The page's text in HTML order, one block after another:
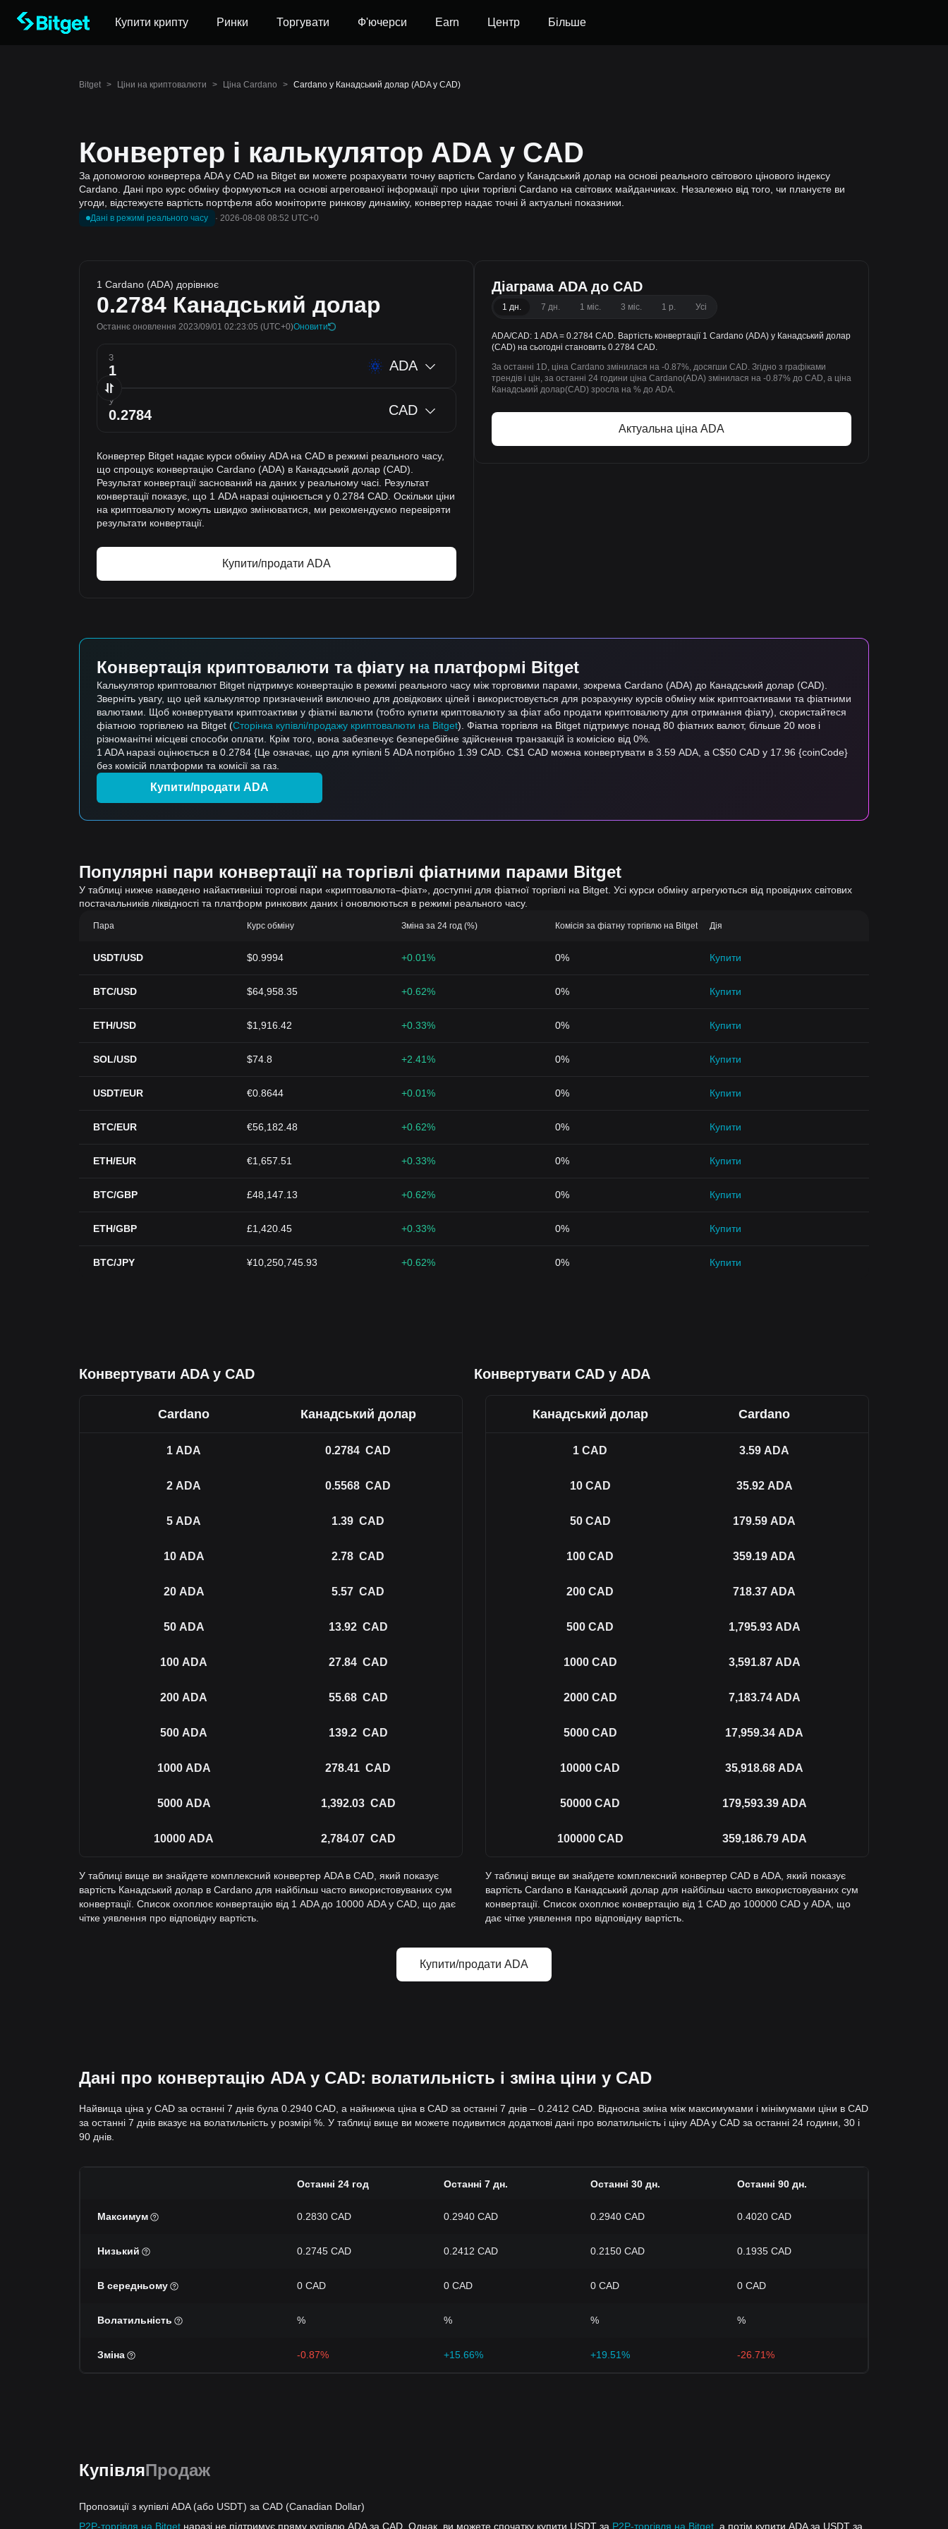
Купити крипту Ринки Торгувати Ф'ючерси Earn Центр Більше
Bitget > Ціни на криптовалюти > Ціна Cardano > Cardano у Канадський долар (ADA у CAD)
Конвертер і калькулятор ADA у CAD
За допомогою конвертера ADA у CAD на Bitget ви можете розрахувати точну вартість Cardano у Канадський долар на основі реального світового цінового індексу
Cardano. Дані про курс обміну формуються на основі агрегованої інформації про ціни торгівлі Cardano на світових майданчиках. Незалежно від того, чи плануєте ви
угоди, відстежуєте вартість портфеля або моніторите ринкову динаміку, конвертер надає точні й актуальні показники.
Дані в режимі реального часу · 2026-08-08 08:52 UTC+0
1 Cardano (ADA) дорівнює
0.2784 Канадський долар
Останнє оновлення 2023/09/01 02:23:05 (UTC+0)Оновити
З ADA
У CAD
Конвертер Bitget надає курси обміну ADA на CAD в режимі реального часу,
що спрощує конвертацію Cardano (ADA) в Канадський долар (CAD).
Результат конвертації заснований на даних у реальному часі. Результат
конвертації показує, що 1 ADA наразі оцінюється у 0.2784 CAD. Оскільки ціни
на криптовалюту можуть швидко змінюватися, ми рекомендуємо перевіряти
результати конвертації.
Купити/продати ADA
Діаграма ADA до CAD
1 дн. 7 дн. 1 міс. 3 міс. 1 р. Усі
ADA/CAD: 1 ADA = 0.2784 CAD. Вартість конвертації 1 Cardano (ADA) у Канадський долар
(CAD) на сьогодні становить 0.2784 CAD.
За останні 1D, ціна Cardano змінилася на -0.87%, досягши CAD. Згідно з графіками
трендів і цін, за останні 24 години ціна Cardano(ADA) змінилася на -0.87% до CAD, а ціна
Канадський долар(CAD) зросла на % до ADA.
Актуальна ціна ADA
Конвертація криптовалюти та фіату на платформі Bitget
Калькулятор криптовалют Bitget підтримує конвертацію в режимі реального часу між торговими парами, зокрема Cardano (ADA) до Канадський долар (CAD).
Зверніть увагу, що цей калькулятор призначений виключно для довідкових цілей і використовується для розрахунку курсів обміну між криптоактивами та фіатними
валютами. Щоб конвертувати криптоактиви у фіатні валюти (тобто купити криптовалюту за фіат або продати криптовалюту для отримання фіату), скористайтеся
фіатною торгівлею на Bitget (Сторінка купівлі/продажу криптовалюти на Bitget). Фіатна торгівля на Bitget підтримує понад 80 фіатних валют, більше 20 мов і
різноманітні місцеві способи оплати. Крім того, вона забезпечує безперебійне здійснення транзакцій із комісією від 0%.
1 ADA наразі оцінюється в 0.2784 {Це означає, що для купівлі 5 ADA потрібно 1.39 CAD. C$1 CAD можна конвертувати в 3.59 ADA, а C$50 CAD у 17.96 {coinCode}
без комісій платформи та комісії за газ.
Купити/продати ADA
Популярні пари конвертації на торгівлі фіатними парами Bitget
У таблиці нижче наведено найактивніші торгові пари «криптовалюта–фіат», доступні для фіатної торгівлі на Bitget. Усі курси обміну агрегуються від провідних світових
постачальників ліквідності та платформ ринкових даних і оновлюються в режимі реального часу.
Пара Курс обміну Зміна за 24 год (%) Комісія за фіатну торгівлю на Bitget Дія
USDT/USD $0.9994 +0.01% 0% Купити
BTC/USD $64,958.35 +0.62% 0% Купити
ETH/USD $1,916.42 +0.33% 0% Купити
SOL/USD $74.8 +2.41% 0% Купити
USDT/EUR €0.8644 +0.01% 0% Купити
BTC/EUR €56,182.48 +0.62% 0% Купити
ETH/EUR €1,657.51 +0.33% 0% Купити
BTC/GBP £48,147.13 +0.62% 0% Купити
ETH/GBP £1,420.45 +0.33% 0% Купити
BTC/JPY ¥10,250,745.93 +0.62% 0% Купити
Конвертувати ADA у CAD Конвертувати CAD у ADA
Cardano Канадський долар
1 ADA 0.2784 CAD
2 ADA 0.5568 CAD
5 ADA 1.39 CAD
10 ADA 2.78 CAD
20 ADA 5.57 CAD
50 ADA 13.92 CAD
100 ADA 27.84 CAD
200 ADA 55.68 CAD
500 ADA 139.2 CAD
1000 ADA 278.41 CAD
5000 ADA 1,392.03 CAD
10000 ADA 2,784.07 CAD
У таблиці вище ви знайдете комплексний конвертер ADA в CAD, який показує
вартість Канадський долар в Cardano для найбільш часто використовуваних сум
конвертації. Список охоплює конвертацію від 1 ADA до 10000 ADA у CAD, що дає
чітке уявлення про відповідну вартість.
Канадський долар Cardano
1 CAD 3.59 ADA
10 CAD 35.92 ADA
50 CAD 179.59 ADA
100 CAD 359.19 ADA
200 CAD 718.37 ADA
500 CAD 1,795.93 ADA
1000 CAD 3,591.87 ADA
2000 CAD 7,183.74 ADA
5000 CAD 17,959.34 ADA
10000 CAD 35,918.68 ADA
50000 CAD 179,593.39 ADA
100000 CAD 359,186.79 ADA
У таблиці вище ви знайдете комплексний конвертер CAD в ADA, який показує
вартість Cardano в Канадський долар для найбільш часто використовуваних сум
конвертації. Список охоплює конвертацію від 1 CAD до 100000 CAD у ADA, що
дає чітке уявлення про відповідну вартість.
Купити/продати ADA
Дані про конвертацію ADA у CAD: волатильність і зміна ціни у CAD
Найвища ціна у CAD за останні 7 днів була 0.2940 CAD, а найнижча ціна в CAD за останні 7 днів – 0.2412 CAD. Відносна зміна між максимумами і мінімумами ціни в CAD
за останні 7 днів вказує на волатильність у розмірі %. У таблиці вище ви можете подивитися додаткові дані про волатильність і ціну ADA у CAD за останні 24 години, 30 і
90 днів.
Останні 24 год Останні 7 дн. Останні 30 дн. Останні 90 дн.
Максимум 0.2830 CAD 0.2940 CAD 0.2940 CAD 0.4020 CAD
Низький 0.2745 CAD 0.2412 CAD 0.2150 CAD 0.1935 CAD
В середньому 0 CAD 0 CAD 0 CAD 0 CAD
Волатильність % % % %
Зміна -0.87% +15.66% +19.51% -26.71%
КупівляПродаж
Пропозиції з купівлі ADA (або USDT) за CAD (Canadian Dollar)
P2P-торгівля на Bitget наразі не підтримує пряму купівлю ADA за CAD. Однак, ви можете спочатку купити USDT за P2P-торгівля на Bitget , а потім купити ADA за USDT за